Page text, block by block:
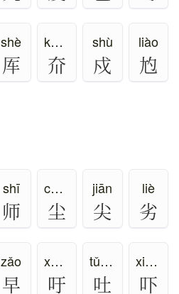
shè
厍
kuǎng
夼
shù
戍
liào
尥
shī
师
chén
尘
jiān
尖
liè
劣
zǎo
早
xū、yù
吁
tǔ、tù
吐
xià、hè
吓